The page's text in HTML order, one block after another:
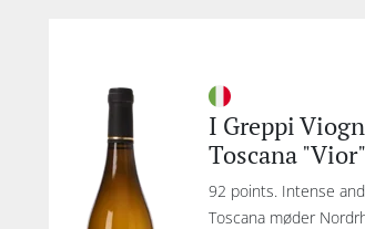
I Greppi
Toscana
92 points. Intense
Toscana møder